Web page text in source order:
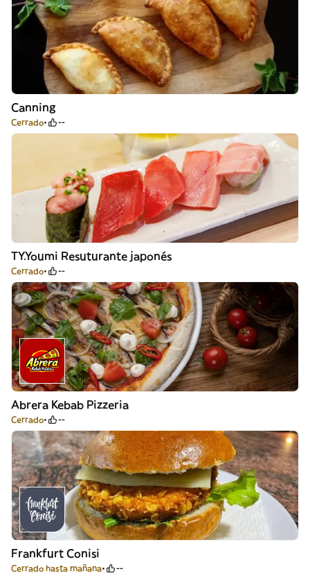
Canning
Cerrado --
TY.Youmi Resuturante japonés
Cerrado --
Abrera Kebab Pizzeria
Cerrado --
Frankfurt Conisi
Cerrado hasta mañana --